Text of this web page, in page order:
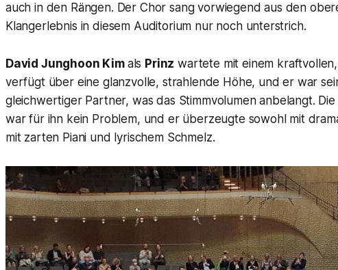
auch in den Rängen. Der Chor sang vorwiegend aus den
Klangerlebnis in diesem Auditorium nur noch unterstrich.
David Junghoon Kim als Prinz wartete mit einem
verfügt über eine glanzvolle, strahlende Höhe, und er war
gleichwertiger Partner, was das Stimmvolumen anbelangt.
war für ihn kein Problem, und er überzeugte sowohl mit
mit zarten Piani und lyrischem Schmelz.